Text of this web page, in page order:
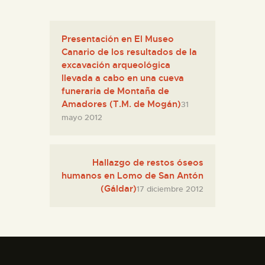
Presentación en El Museo
Canario de los resultados de la
excavación arqueológica
llevada a cabo en una cueva
funeraria de Montaña de
Amadores (T.M. de Mogán)31
mayo 2012
Hallazgo de restos óseos
humanos en Lomo de San Antón
(Gáldar)17 diciembre 2012